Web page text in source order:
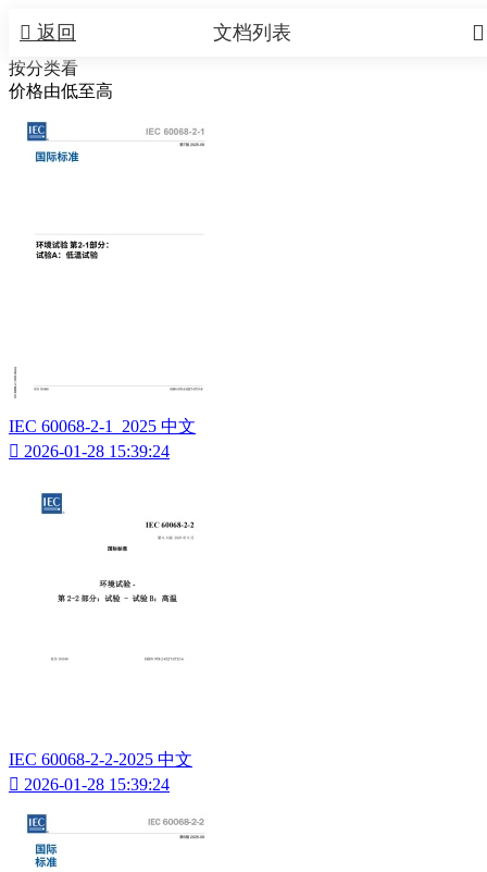
 返回 
文档列表
按分类看
价格由低至高
IEC 60068-2-1_2025 中文
 2026-01-28 15:39:24
IEC 60068-2-2-2025 中文
 2026-01-28 15:39:24